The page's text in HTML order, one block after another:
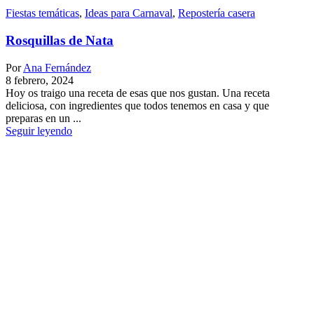
Fiestas temáticas, Ideas para Carnaval, Repostería casera
Rosquillas de Nata
Por Ana Fernández
8 febrero, 2024
Hoy os traigo una receta de esas que nos gustan. Una receta
deliciosa, con ingredientes que todos tenemos en casa y que
preparas en un ...
Seguir leyendo